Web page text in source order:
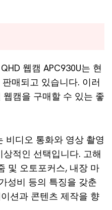
웹캠 APC930U는 현
매되고 있습니다. 이러
캠을 구매할 수 있는 좋
비디오 통화와 영상 촬영
적인 선택입니다. 고해
및 오토포커스, 내장 마
성비 등의 특징을 갖춘
션과 콘텐츠 제작을 향